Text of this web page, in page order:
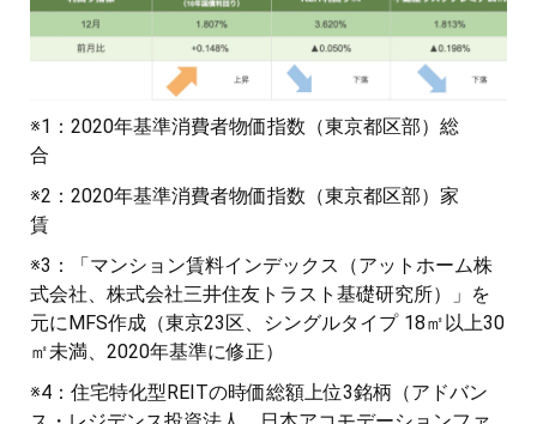
※1：2020年基準消費者物価指数（東京都区部）総
合
※2：2020年基準消費者物価指数（東京都区部）家
賃
※3：「マンション賃料インデックス（アットホーム株
式会社、株式会社三井住友トラスト基礎研究所）」を
元にMFS作成（東京23区、シングルタイプ 18㎡以上30
㎡未満、2020年基準に修正）
※4：住宅特化型REITの時価総額上位3銘柄（アドバン